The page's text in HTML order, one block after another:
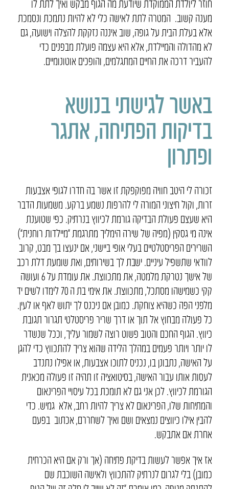
חוזר ליולדת הממוקדת שיודעת מה הגוף מבקש ואיך לתת לו
מענה קשוב. המטרה לתת לאישה כלי לא להיות נתמכת ונסמכת
אלא בעלת הבית על גופה, שוב איננה נזקקת להצלה וישועה, גם
לא מהדולה והמיילדת, אלא היא עצמה פועלת מבפנים כדי
להעביר דרכה את החיים המתגלמים, והופכים אוטונומיים.
באשר לגישתי בנושא
בדיקות הפתיחה, אתגר
ופתרון
זכורה לי היטב חוויה מפוקפקת זו אשר בה חדרו לגופי אצבעות
זרות, וקול חיצוני המורה לי להרפות נשמע ברקע. משמעות הדבר
היא שעצם פעולת הבדיקה גורמת לכיווץ בנרתיק. כפי שטוענת
אינה מי גסקין (מפיה של שירה הימליך מתרגמת “מיילדות רוחנית”)
השרירים הפריסטלטיים בעלי אופי ביישני, אם ינעצו בך מבט, קרוב
לוודאי שתשפיל עיניים. ישבת לך בשירותים, ואת שומעת דלת רכב
של אישך נטרקת מלמטה, את מתכווצת. את עומדת על 6 ועושה
קקי כשמישהו מסתכל, מתכווצת. את אימי בת ה 70 לימדו לשים יד
מלפני הפה כשהיא צוחקת. כמובן אם ניכנס לך יתוש לאף או לעין.
כל פעולה מבחוץ אל תוך או דרך שריר פריסטלטי תגרור תגובת
כיווץ. הגוף החכם והטוב פשוט רוצה לשמור עליך, וככל שנשדר
לו יותר ויותר פעמים במהלך הלידה שהוא צריך להתכווץ כדי להגן
על האישה, נתבונן בו, נכניס לתוכו אצבעות, או אפילו נתנדב
לעסות אותו עבור האישה, בסיטואציה זו תהיה זו פעולה מכאנית
הגורמת לכיווץ. לכן אני גם לא תומכת בכל עיסויי הפרינאום
והמתיחות שלו, הפרינאום לא צריך להיות רחב, אלא גמיש. כדי
להבין אילו כיווצים נמצאים ושם ואיך לשחררם, אכתוב בפעם
אחרת אם אתבקש.
אז איך אפשר לעשות בדיקת פתיחה (אך ורק אם היא הכרחית
כמובן) בלי לגרום לנרתיק להתכווץ ולאישה השוכבת שם